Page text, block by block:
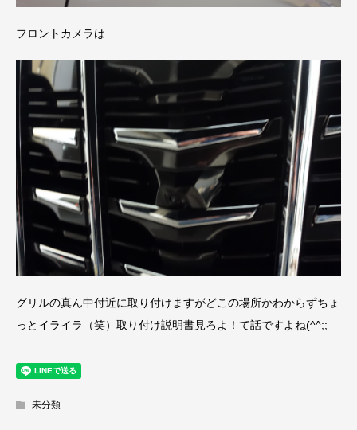
フロントカメラは
グリルの真ん中付近に取り付けますがどこの場所かわからずちょ
っとイライラ（笑）取り付け説明書見ろよ！て話ですよね(^^;;
未分類